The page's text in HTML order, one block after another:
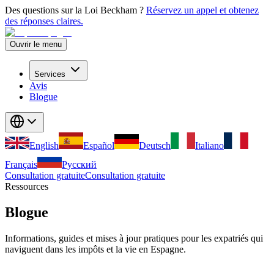
Des questions sur la Loi Beckham ? Réservez un appel et obtenez
des réponses claires.
Ouvrir le menu
Services
Avis
Blogue
English Español Deutsch
Italiano
Français
Русский
Consultation gratuiteConsultation gratuite
Ressources
Blogue
Informations, guides et mises à jour pratiques pour les expatriés qui
naviguent dans les impôts et la vie en Espagne.